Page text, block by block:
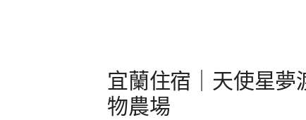
宜蘭住宿｜天使星
物農場